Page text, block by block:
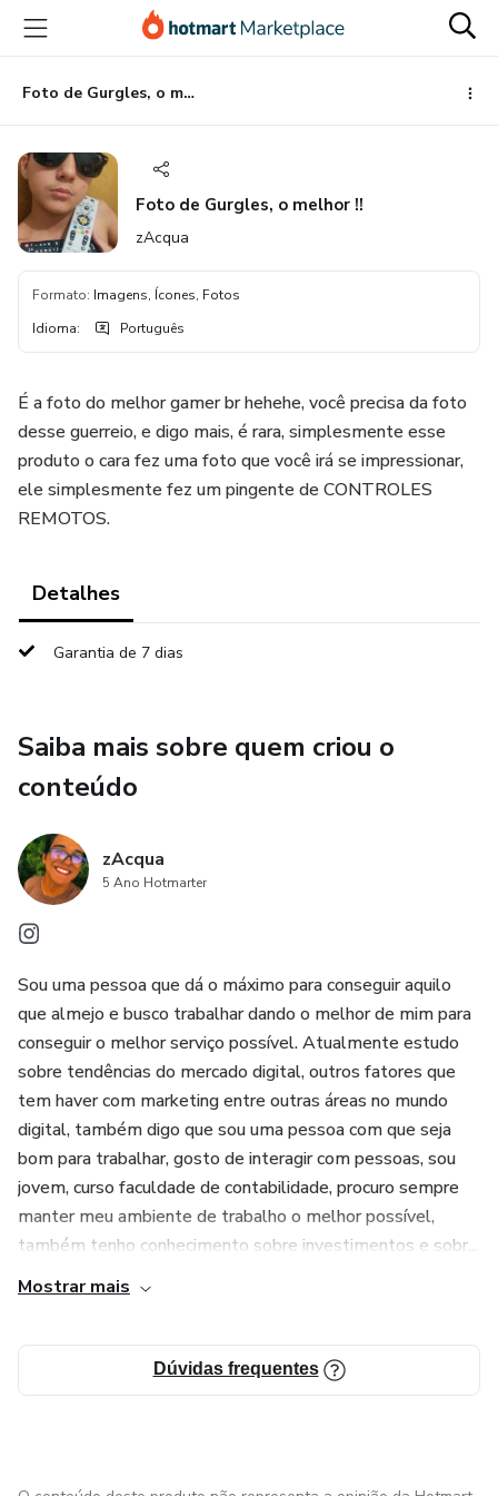
para
conteúdo
principal
para
pagamento
para
rodapé
Foto de Gurgles, o melhor !!
Foto de Gurgles, o melhor !!
zAcqua
Formato: Imagens, Ícones, Fotos
Idioma: Português
É a foto do melhor gamer br hehehe, você precisa da foto
desse guerreio, e digo mais, é rara, simplesmente esse
produto o cara fez uma foto que você irá se impressionar,
ele simplesmente fez um pingente de CONTROLES
REMOTOS.
Detalhes
Garantia de 7 dias
Saiba mais sobre quem criou o
conteúdo
zAcqua
5 Ano Hotmarter
Sou uma pessoa que dá o máximo para conseguir aquilo
que almejo e busco trabalhar dando o melhor de mim para
conseguir o melhor serviço possível. Atualmente estudo
sobre tendências do mercado digital, outros fatores que
tem haver com marketing entre outras áreas no mundo
digital, também digo que sou uma pessoa com que seja
bom para trabalhar, gosto de interagir com pessoas, sou
jovem, curso faculdade de contabilidade, procuro sempre
manter meu ambiente de trabalho o melhor possível,
também tenho conhecimento sobre investimentos e sobr...
Mostrar mais
Dúvidas frequentes